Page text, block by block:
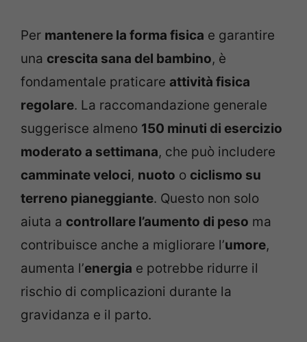
Per mantenere la forma fisica e garantire
una crescita sana del bambino, è
fondamentale praticare attività fisica
regolare. La raccomandazione generale
suggerisce almeno 150 minuti di esercizio
moderato a settimana, che può includere
camminate veloci, nuoto o ciclismo su
terreno pianeggiante. Questo non solo
aiuta a controllare l’aumento di peso ma
contribuisce anche a migliorare l’umore,
aumenta l’energia e potrebbe ridurre il
rischio di complicazioni durante la
gravidanza e il parto.